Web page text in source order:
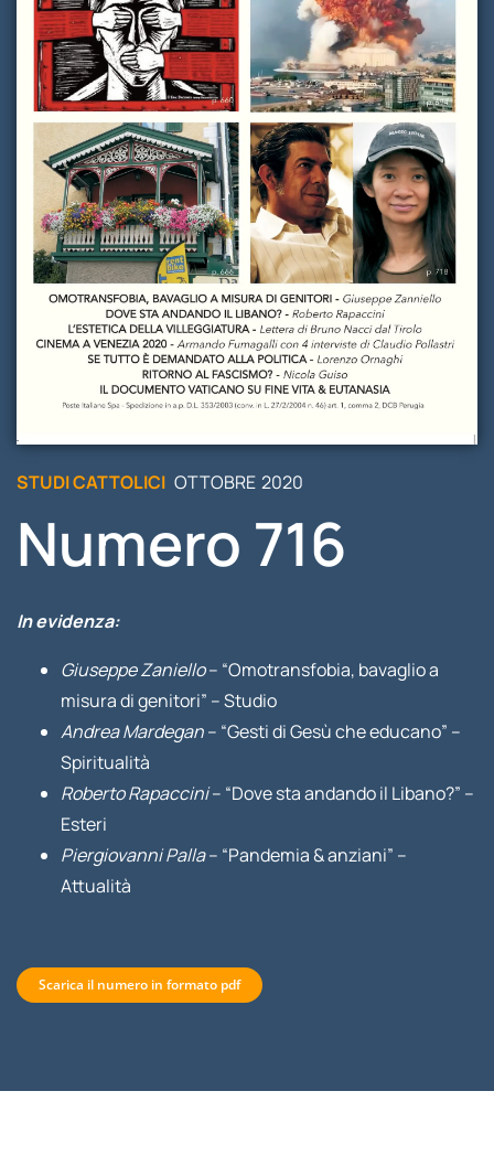
STUDI
RUBRICHE
STUDI CATTOLICI OTTOBRE 2020
Numero 716
In evidenza:
Giuseppe Zaniello– “Omotransfobia, bavaglio a
misura di genitori” – Studio
Andrea Mardegan– “Gesti di Gesù che educano” –
Spiritualità
Roberto Rapaccini– “Dove sta andando il Libano?” –
Esteri
Piergiovanni Palla– “Pandemia & anziani” –
Attualità
Scarica il numero in formato pdf